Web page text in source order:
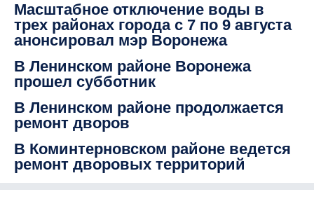
Масштабное отключение воды в
трех районах города с 7 по 9 августа
анонсировал мэр Воронежа
В Ленинском районе Воронежа
прошел субботник
В Ленинском районе продолжается
ремонт дворов
В Коминтерновском районе ведется
ремонт дворовых территорий